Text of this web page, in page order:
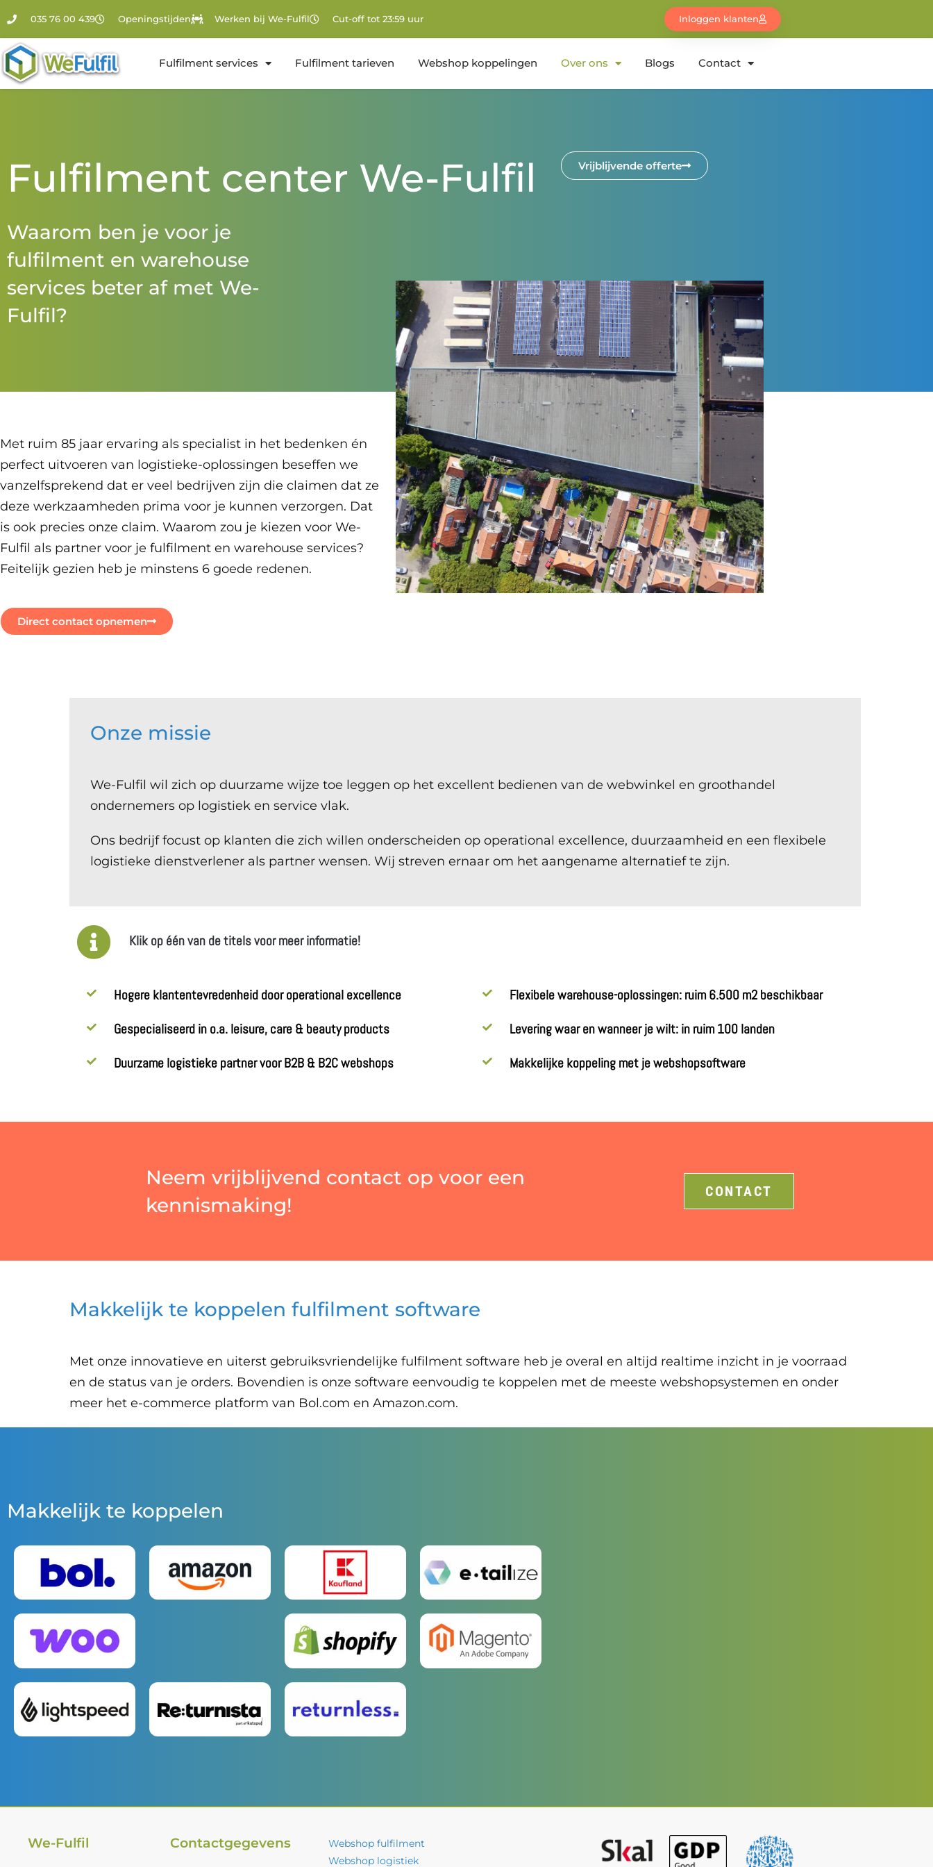
035 76 00 439 Openingstijden Werken bij We-Fulfil Cut-off tot 23:59 uur Inloggen klanten
Fulfilment services Fulfilment tarieven Webshop koppelingen Over ons Blogs Contact
Fulfilment center We-Fulfil Vrijblijvende offerte
Waarom ben je voor je
fulfilment en warehouse
services beter af met We-
Fulfil?​
Met ruim 85 jaar ervaring als specialist in het bedenken én
perfect uitvoeren van logistieke-oplossingen beseffen we
vanzelfsprekend dat er veel bedrijven zijn die claimen dat ze
deze werkzaamheden prima voor je kunnen verzorgen. Dat
is ook precies onze claim. Waarom zou je kiezen voor We-
Fulfil als partner voor je fulfilment en warehouse services?
Feitelijk gezien heb je minstens 6 goede redenen.
Direct contact opnemen
Onze missie
We-Fulfil wil zich op duurzame wijze toe leggen op het excellent bedienen van de webwinkel en groothandel
ondernemers op logistiek en service vlak.
Ons bedrijf focust op klanten die zich willen onderscheiden op operational excellence, duurzaamheid en een flexibele
logistieke dienstverlener als partner wensen. Wij streven ernaar om het aangename alternatief te zijn.
Klik op één van de titels voor meer informatie!
Hogere klantentevredenheid door operational excellence
Gespecialiseerd in o.a. leisure, care & beauty products
Duurzame logistieke partner voor B2B & B2C webshops
Flexibele warehouse-oplossingen: ruim 6.500 m2 beschikbaar
Levering waar en wanneer je wilt: in ruim 100 landen
Makkelijke koppeling met je webshopsoftware
Neem vrijblijvend contact op voor een
kennismaking!
CONTACT
Makkelijk te koppelen fulfilment software
Met onze innovatieve en uiterst gebruiksvriendelijke fulfilment software heb je overal en altijd realtime inzicht in je voorraad
en de status van je orders. Bovendien is onze software eenvoudig te koppelen met de meeste webshopsystemen en onder
meer het e-commerce platform van Bol.com en Amazon.com.
Makkelijk te koppelen
We-Fulfil Contactgegevens
Webshop fulfilment
Webshop logistiek